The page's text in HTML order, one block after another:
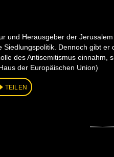
und Herausgeber der
Siedlungspolitik. Dennoch gibt
des Antisemitismus einnahm,
der Europäischen Union)
TEILEN